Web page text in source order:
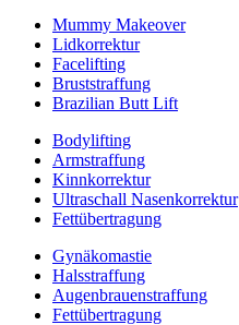
Mummy Makeover
Lidkorrektur
Facelifting
Bruststraffung
Brazilian Butt Lift
Bodylifting
Armstraffung
Kinnkorrektur
Ultraschall Nasenkorrektur
Fettübertragung
Gynäkomastie
Halsstraffung
Augenbrauenstraffung
Fettübertragung